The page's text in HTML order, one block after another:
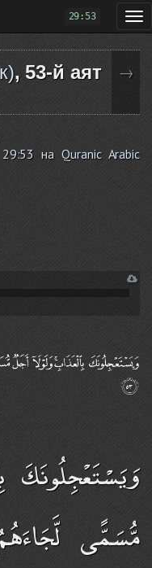
29:53
, 53-й аят
→
на Quranic Arabic
وَيَسْتَعْجِلُونَكَ
مُّسَمًّى